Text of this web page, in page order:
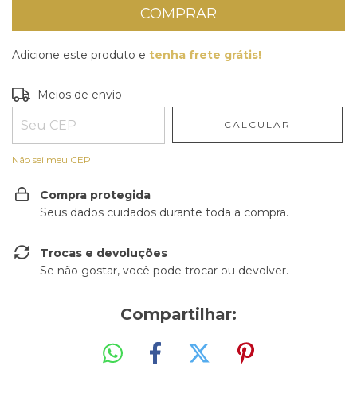
Adicione este produto e tenha frete grátis!
Entregas para o CEP:
Meios de envio
CALCULAR
Não sei meu CEP
Compra protegida
Seus dados cuidados durante toda a compra.
Trocas e devoluções
Se não gostar, você pode trocar ou devolver.
Compartilhar: